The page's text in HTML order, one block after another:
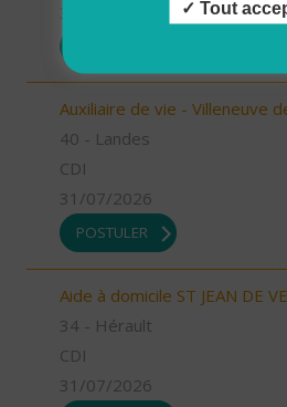
Auxiliaire de vie - Villeneuve
40 - Landes
CDI
31/07/2026
POSTULER
Aide à domicile ST JEAN DE
34 - Hérault
CDI
31/07/2026
Tout